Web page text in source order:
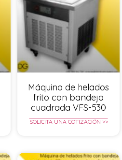
Máquina de helados
frito con bandeja
cuadrada VFS-530
SOLICITA UNA COTIZACIÓN >>